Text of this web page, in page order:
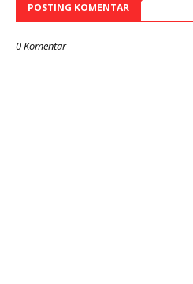
POSTING KOMENTAR
0 Komentar